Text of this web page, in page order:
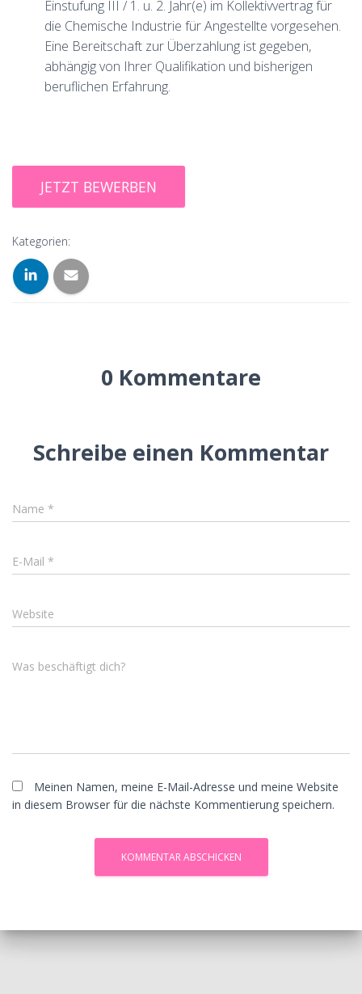
Einstufung III / 1. u. 2. Jahr(e) im Kollektivvertrag für
die Chemische Industrie für Angestellte vorgesehen.
Eine Bereitschaft zur Überzahlung ist gegeben,
abhängig von Ihrer Qualifikation und bisherigen
beruflichen Erfahrung.
Kategorien:
0 Kommentare
Schreibe einen Kommentar
Name *
E-Mail *
Website
Was beschäftigt dich?
Meinen Namen, meine E-Mail-Adresse und meine Website
in diesem Browser für die nächste Kommentierung speichern.